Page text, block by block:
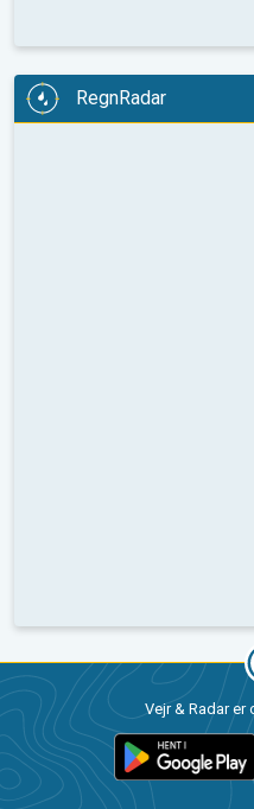
RegnRadar
Vejr & Radar